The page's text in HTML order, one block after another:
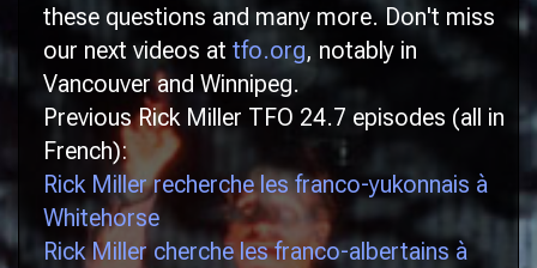
these questions and many more. Don't miss
our next videos at tfo.org, notably in
Vancouver and Winnipeg.
Previous Rick Miller TFO 24.7 episodes (all in
French):
Rick Miller recherche les franco-yukonnais à
Whitehorse
Rick Miller cherche les franco-albertains à